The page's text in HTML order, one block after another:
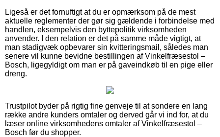
Ligeså er det fornuftigt at du er opmærksom på de mest
aktuelle reglementer der gør sig gældende i forbindelse med
handlen, eksempelvis den byttepolitik virksomheden
anvender. I den relation er det på samme måde vigtigt, at
man stadigvæk opbevarer sin kvitteringsmail, således man
senere vil kunne bevidne bestillingen af Vinkelfræsestol –
Bosch, ligegyldigt om man er på gaveindkøb til en pige eller
dreng.
Trustpilot byder på rigtig fine genveje til at sondere en lang
række andre kunders omtaler og derved går vi ind for, at du
læser online virksomhedens omtaler af Vinkelfræsestol –
Bosch før du shopper.